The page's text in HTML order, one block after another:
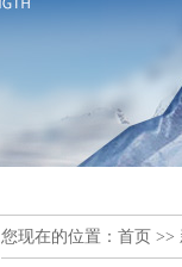
您现在的位置： 首页 >>